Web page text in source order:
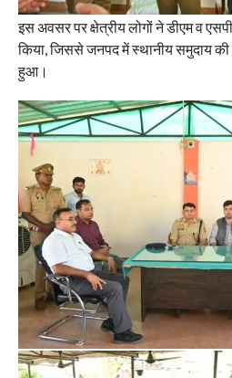
इस अवसर पर क्षेत्रीय लोगों ने डीएम व
किया, जिससे जनपद में स्थानीय समुदाय की
हुआ।